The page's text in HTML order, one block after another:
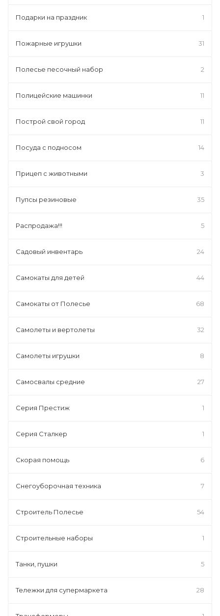
Подарки на праздник 1
Пожарные игрушки 31
Полесье песочный набор 2
Полицейские машинки 11
Построй свой город 11
Посуда с подносом 14
Прицеп с животными 3
Пупсы резиновые 35
Распродажа!!! 5
Садовый инвентарь 24
Самокаты для детей 44
Самокаты от Полесье 68
Самолеты и вертолеты 32
Самолеты игрушки 8
Самосвалы средние 27
Серия Престиж 1
Серия Сталкер 1
Скорая помощь 6
Снегоуборочная техника 7
Строитель Полесье 54
Строительные наборы 1
Танки, пушки 5
Тележки для супермаркета 28